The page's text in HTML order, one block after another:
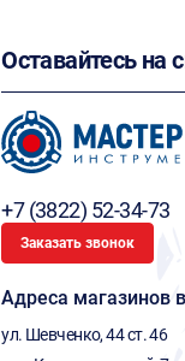
Оставайтесь на
+7 (3822) 52-34-73
Заказать звонок
Адреса магазинов
ул. Шевченко, 44 ст. 46